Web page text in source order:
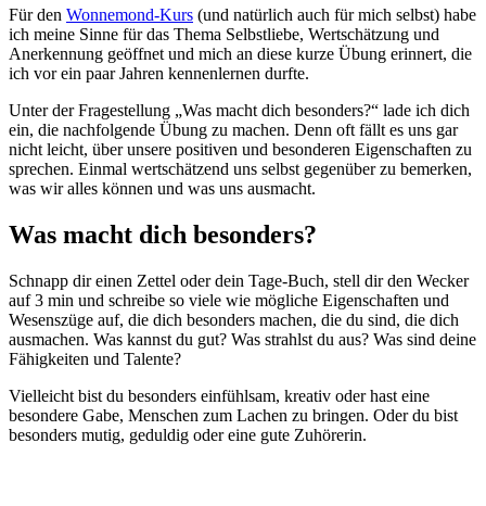
Für den Wonnemond-Kurs (und natürlich auch für mich selbst) habe
ich meine Sinne für das Thema Selbstliebe, Wertschätzung und
Anerkennung geöffnet und mich an diese kurze Übung erinnert, die
ich vor ein paar Jahren kennenlernen durfte.
Unter der Fragestellung „Was macht dich besonders?“ lade ich dich
ein, die nachfolgende Übung zu machen. Denn oft fällt es uns gar
nicht leicht, über unsere positiven und besonderen Eigenschaften zu
sprechen. Einmal wertschätzend uns selbst gegenüber zu bemerken,
was wir alles können und was uns ausmacht.
Was macht dich besonders?
Schnapp dir einen Zettel oder dein Tage-Buch, stell dir den Wecker
auf 3 min und schreibe so viele wie mögliche Eigenschaften und
Wesenszüge auf, die dich besonders machen, die du sind, die dich
ausmachen. Was kannst du gut? Was strahlst du aus? Was sind deine
Fähigkeiten und Talente?
Vielleicht bist du besonders einfühlsam, kreativ oder hast eine
besondere Gabe, Menschen zum Lachen zu bringen. Oder du bist
besonders mutig, geduldig oder eine gute Zuhörerin.